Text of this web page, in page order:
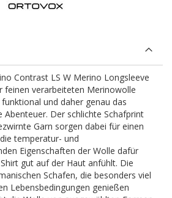
Contrast LS W Merino Longsleeve
feinen verarbeiteten Merinowolle
und daher genau das
Abenteuer. Der schlichte Schafprint
Garn sorgen dabei für einen
temperatur- und
Eigenschaften der Wolle dafür
gut auf der Haut anfühlt. Die
Schafen, die besonders viel
Lebensbedingungen genießen